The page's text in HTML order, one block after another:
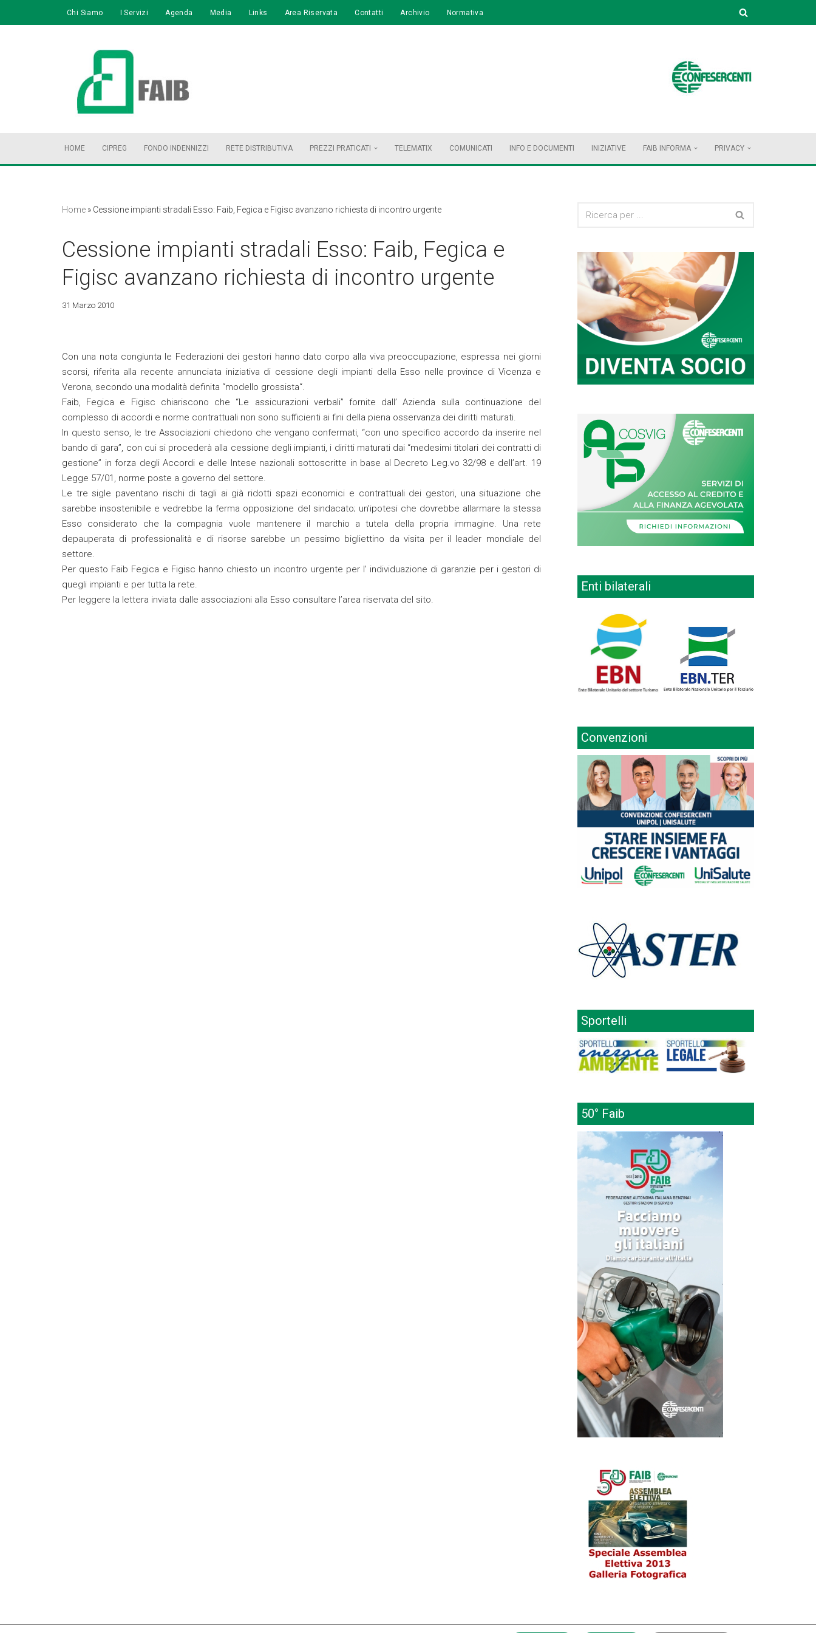
Chi Siamo I Servizi Agenda Media Links Area Riservata Contatti Archivio Normativa
HOME CIPREG FONDO INDENNIZZI RETE DISTRIBUTIVA PREZZI PRATICATI TELEMATIX COMUNICATI INFO E DOCUMENTI INIZIATIVE FAIB INFORMA PRIVACY
Home » Cessione impianti stradali Esso: Faib, Fegica e Figisc avanzano richiesta di incontro urgente
Cessione impianti stradali Esso: Faib, Fegica e
Figisc avanzano richiesta di incontro urgente
31 Marzo 2010
Con una nota congiunta le Federazioni dei gestori hanno dato corpo alla viva preoccupazione, espressa nei giorni
scorsi, riferita alla recente annunciata iniziativa di cessione degli impianti della Esso nelle province di Vicenza e
Verona, secondo una modalità definita “modello grossista“.
Faib, Fegica e Figisc chiariscono che “Le assicurazioni verbali” fornite dall’ Azienda sulla continuazione del
complesso di accordi e norme contrattuali non sono sufficienti ai fini della piena osservanza dei diritti maturati.
In questo senso, le tre Associazioni chiedono che vengano confermati, “con uno specifico accordo da inserire nel
bando di gara”, con cui si procederà alla cessione degli impianti, i diritti maturati dai “medesimi titolari dei contratti di
gestione” in forza degli Accordi e delle Intese nazionali sottoscritte in base al Decreto Leg.vo 32/98 e dell’art. 19
Legge 57/01, norme poste a governo del settore.
Le tre sigle paventano rischi di tagli ai già ridotti spazi economici e contrattuali dei gestori, una situazione che
sarebbe insostenibile e vedrebbe la ferma opposizione del sindacato; un’ipotesi che dovrebbe allarmare la stessa
Esso considerato che la compagnia vuole mantenere il marchio a tutela della propria immagine. Una rete
depauperata di professionalità e di risorse sarebbe un pessimo bigliettino da visita per il leader mondiale del
settore.
Per questo Faib Fegica e Figisc hanno chiesto un incontro urgente per l’ individuazione di garanzie per i gestori di
quegli impianti e per tutta la rete.
Per leggere la lettera inviata dalle associazioni alla Esso consultare l’area riservata del sito.
Enti bilaterali
Convenzioni
Sportelli
50° Faib